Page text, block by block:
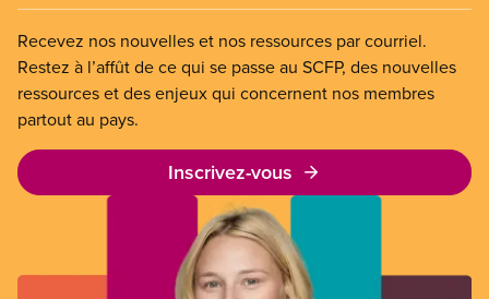
Recevez nos nouvelles et nos ressources par courriel.
Restez à l’affût de ce qui se passe au SCFP, des nouvelles
ressources et des enjeux qui concernent nos membres
partout au pays.
Inscrivez-vous